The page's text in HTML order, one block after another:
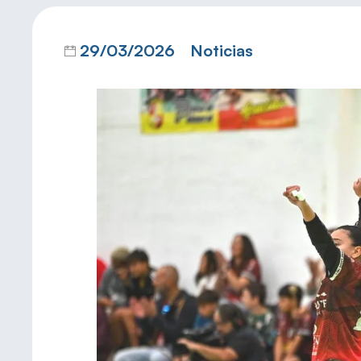
29/03/2026 Noticias